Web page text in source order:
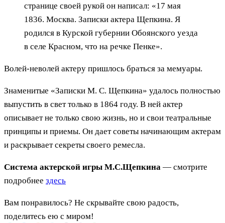
странице своей рукой он написал: «17 мая
1836. Москва. Записки актера Щепкина. Я
родился в Курской губернии Обоянского уезда
в селе Красном, что на речке Пенке».
Волей-неволей актеру пришлось браться за мемуары.
Знаменитые «Записки М. С. Щепкина» удалось полностью
выпустить в свет только в 1864 году. В ней актер
описывает не только свою жизнь, но и свои театральные
принципы и приемы. Он дает советы начинающим актерам
и раскрывает секреты своего ремесла.
Система актерской игры М.С.Щепкина — смотрите
подробнее здесь
Вам понравилось? Не скрывайте свою радость,
поделитесь ею с миром!